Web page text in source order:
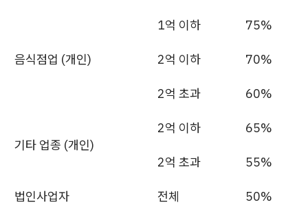
음식점업 (개인)
1억 이하 75%
2억 이하 70%
2억 초과 60%
기타 업종 (개인)
2억 이하 65%
2억 초과 55%
법인사업자 전체 50%